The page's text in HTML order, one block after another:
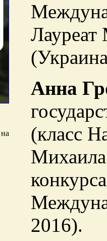
на
Анна
(класс
2016).